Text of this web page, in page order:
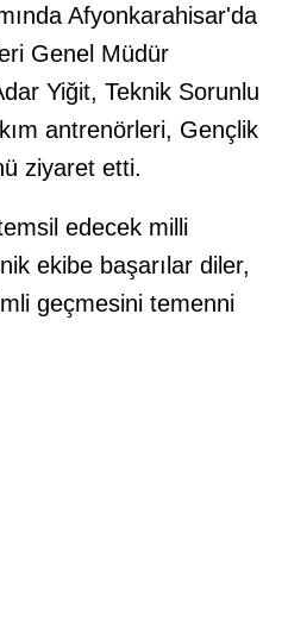
Afyonkarahisar'da
Genel Müdür
Yiğit, Teknik Sorunlu
antrenörleri, Gençlik
ziyaret etti.
edecek milli
ekibe başarılar diler,
geçmesini temenni